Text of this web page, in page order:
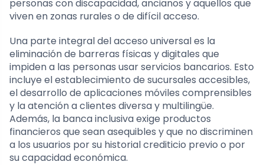
personas con discapacidad, ancianos y aquellos que
viven en zonas rurales o de difícil acceso.
Una parte integral del acceso universal es la
eliminación de barreras físicas y digitales que
impiden a las personas usar servicios bancarios. Esto
incluye el establecimiento de sucursales accesibles,
el desarrollo de aplicaciones móviles comprensibles
y la atención a clientes diversa y multilingüe.
Además, la banca inclusiva exige productos
financieros que sean asequibles y que no discriminen
a los usuarios por su historial crediticio previo o por
su capacidad económica.